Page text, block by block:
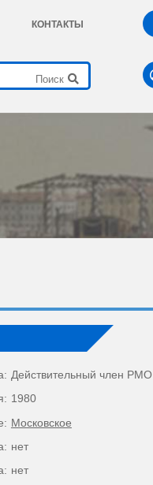
КОНТАКТЫ
Действительный член РМО
1980
Московское
нет
нет